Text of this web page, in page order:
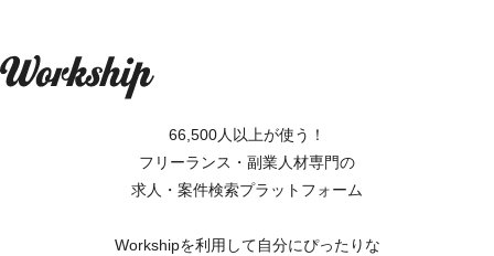
66,500人以上が使う！
フリーランス・副業人材専門の
求人・案件検索プラットフォーム
Workshipを利用して自分にぴったりな